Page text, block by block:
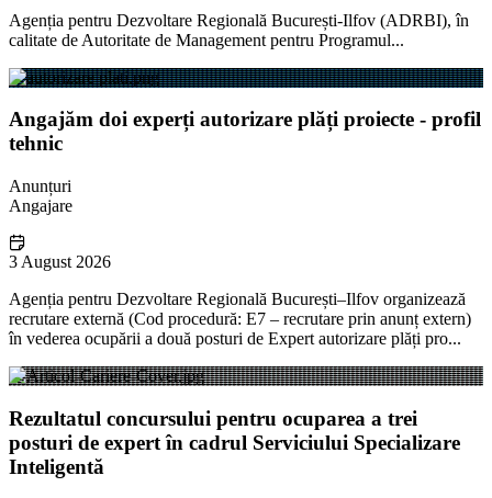
Agenția pentru Dezvoltare Regională București-Ilfov (ADRBI), în
calitate de Autoritate de Management pentru Programul...
Angajăm doi experți autorizare plăți proiecte - profil
tehnic
Anunțuri
Angajare
3 August 2026
Agenția pentru Dezvoltare Regională București–Ilfov organizează
recrutare externă (Cod procedură: E7 – recrutare prin anunț extern)
în vederea ocupării a două posturi de Expert autorizare plăți pro...
Rezultatul concursului pentru ocuparea a trei
posturi de expert în cadrul Serviciului Specializare
Inteligentă